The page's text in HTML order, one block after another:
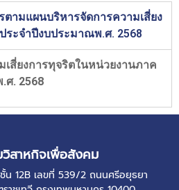
ตามแผนบริหารจัดการความเสี่ยง
ระจำปีงบประมาณพ.ศ. 2568
เสี่ยงการทุจริตในหน่วยงานภาค
ศ. 2568
วิสาหกิจเพื่อสังคม
น 12B เลขที่ 539/2 ถนนศรีอยุธยา